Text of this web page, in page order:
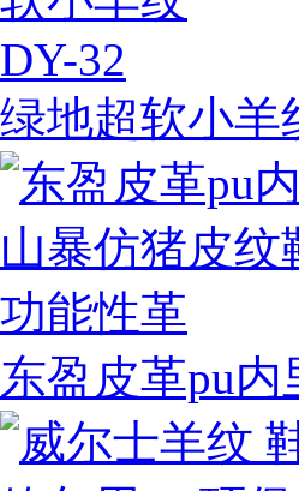
绿地超软小羊
东盈皮革pu